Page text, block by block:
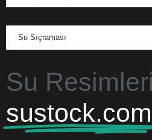
Su Sıçraması
Su Resimleri